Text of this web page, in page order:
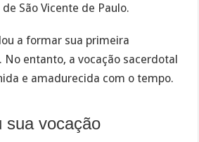
São Vicente de Paulo.
a formar sua primeira
entanto, a vocação sacerdotal
e amadurecida com o tempo.
sua vocação